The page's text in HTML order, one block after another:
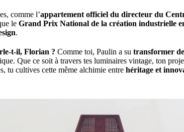
comme l’appartement officiel du directeur du
le Grand Prix National de la création industrielle
.
t-il, Florian ? Comme toi, Paulin a su transformer
Que ce soit à travers tes luminaires vintage, ton
tu cultives cette même alchimie entre héritage et